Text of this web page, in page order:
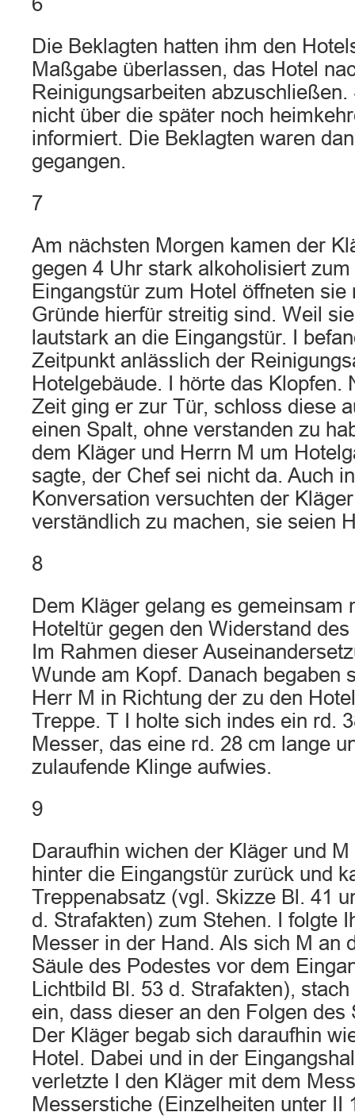
Die Beklagten hatten ihm den
Maßgabe überlassen, das Hotel
Reinigungsarbeiten
nicht über die später noch
informiert. Die Beklagten waren
gegangen.
7
Am nächsten Morgen kamen der
gegen 4 Uhr stark alkoholisiert
Eingangstür zum Hotel öffneten sie
Gründe hierfür streitig sind. Weil
lautstark an die Eingangstür. I
Zeitpunkt anlässlich der
Hotelgebäude. I hörte das Klopfen.
Zeit ging er zur Tür, schloss diese
einen Spalt, ohne verstanden zu
dem Kläger und Herrn M um
sagte, der Chef sei nicht da. Auch
Konversation versuchten der
verständlich zu machen, sie seien
8
Dem Kläger gelang es gemeinsam
Hoteltür gegen den Widerstand
Im Rahmen dieser
Wunde am Kopf. Danach begaben
Herr M in Richtung der zu den
Treppe. T I holte sich indes ein rd.
Messer, das eine rd. 28 cm lange
zulaufende Klinge aufwies.
9
Daraufhin wichen der Kläger und
hinter die Eingangstür zurück und
Treppenabsatz (vgl. Skizze Bl. 41
d. Strafakten) zum Stehen. I folgte
Messer in der Hand. Als sich M an
Säule des Podestes vor dem
Lichtbild Bl. 53 d. Strafakten),
ein, dass dieser an den Folgen des
Der Kläger begab sich daraufhin
Hotel. Dabei und in der
verletzte I den Kläger mit dem
Messerstiche (Einzelheiten unter II